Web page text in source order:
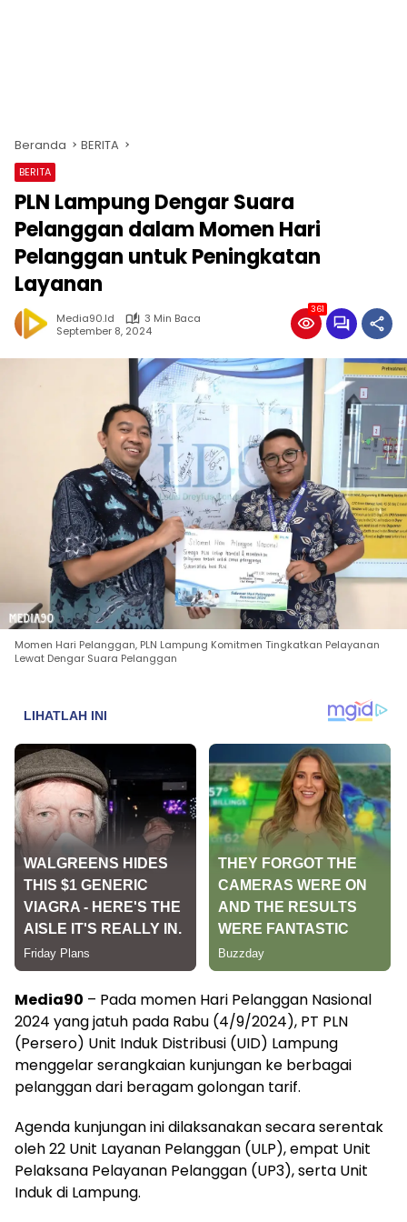
Beranda BERITA
BERITA
PLN Lampung Dengar Suara
Pelanggan dalam Momen Hari
Pelanggan untuk Peningkatan
Layanan
Media90.id
3 Min Baca
September 8, 2024
361
Momen Hari Pelanggan, PLN Lampung Komitmen Tingkatkan Pelayanan
Lewat Dengar Suara Pelanggan
Media90 – Pada momen Hari Pelanggan Nasional
2024 yang jatuh pada Rabu (4/9/2024), PT PLN
(Persero) Unit Induk Distribusi (UID) Lampung
menggelar serangkaian kunjungan ke berbagai
pelanggan dari beragam golongan tarif.
Agenda kunjungan ini dilaksanakan secara serentak
oleh 22 Unit Layanan Pelanggan (ULP), empat Unit
Pelaksana Pelayanan Pelanggan (UP3), serta Unit
Induk di Lampung.